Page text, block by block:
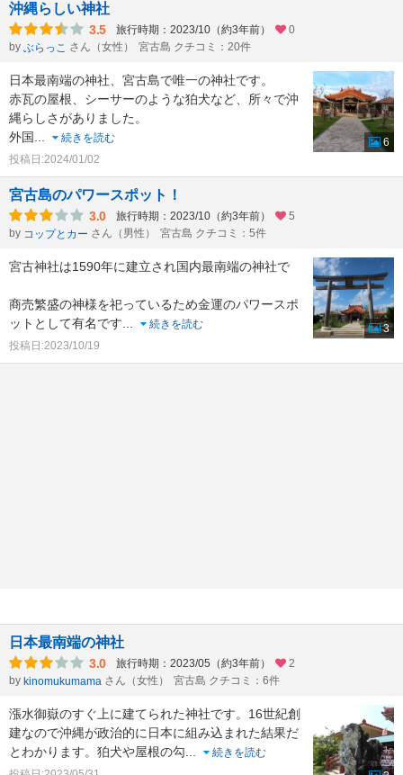
沖縄らしい神社
3.5 旅行時期：2023/10（約3年前）
0
by ぶらっこ さん（女性） 宮古島 クチコミ：20件
日本最南端の神社、宮古島で唯一の神社です。
赤瓦の屋根、シーサーのような狛犬など、所々で沖
縄らしさがありました。
外国
続きを読む
投稿日:2024/01/02
6
宮古島のパワースポット！
3.0 旅行時期：2023/10（約3年前）
5
by コップとカー さん（男性） 宮古島 クチコミ：5件
宮古神社は1590年に建立され国内最南端の神社で
商売繁盛の神様を祀っているため金運のパワースポ
ットとして有名です
続きを読む
投稿日:2023/10/19
3
日本最南端の神社
3.0 旅行時期：2023/05（約3年前）
2
by kinomukumama さん（女性） 宮古島 クチコミ：6件
漲水御嶽のすぐ上に建てられた神社です。16世紀創
建なので沖縄が政治的に日本に組み込まれた結果だ
とわかります。狛犬や屋根の勾
続きを読む